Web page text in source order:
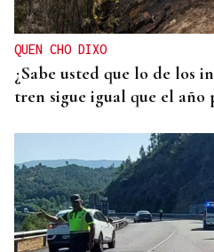
QUEN CHO DIXO
¿Sabe usted que lo de los
tren sigue igual que el año